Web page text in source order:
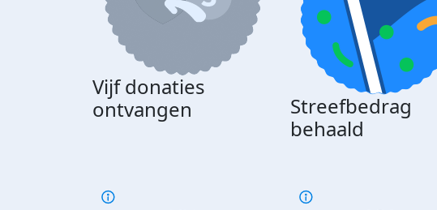
Vijf donaties
ontvangen
Streefbedrag
behaald